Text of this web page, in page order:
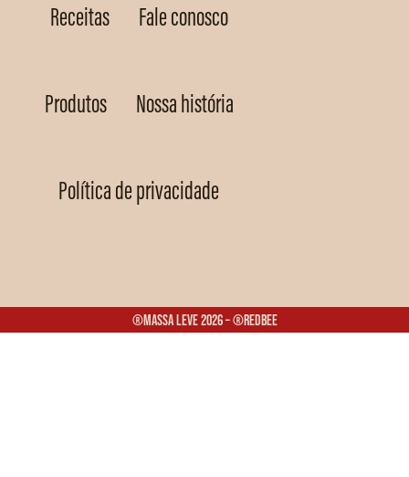
Receitas Fale conosco
Produtos Nossa história
Política de privacidade
®Massa Leve 2026 – ®Redbee